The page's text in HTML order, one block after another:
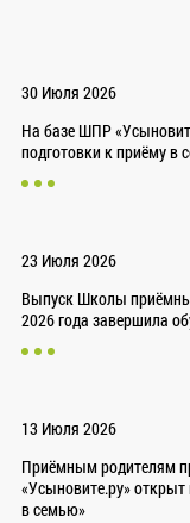
30 Июля 2026
На базе ШПР
подготовки к приёму в
23 Июля 2026
Выпуск Школы
2026 года завершила
13 Июля 2026
Приёмным родителям
«Усыновите.ру»
в семью»